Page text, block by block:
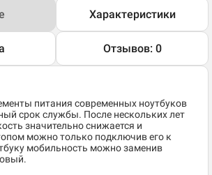
Характеристики
Отзывов: 0
питания современных ноутбуков
срок службы. После нескольких лет
значительно снижается и
можно только подключив его к
мобильность можно заменив